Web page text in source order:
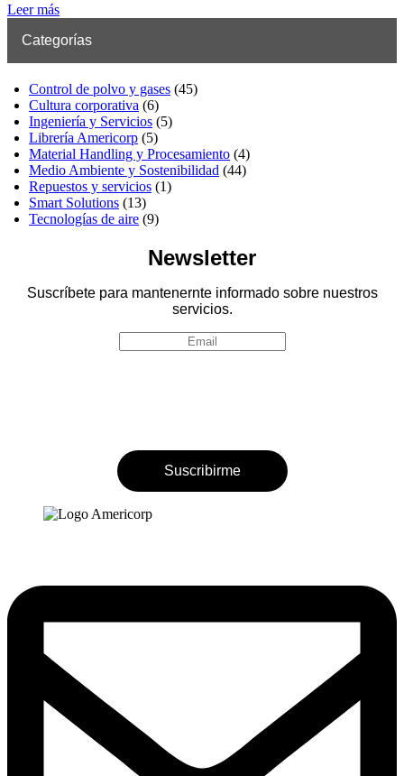
Leer más
Categorías
Control de polvo y gases (45)
Cultura corporativa (6)
Ingeniería y Servicios (5)
Librería Americorp (5)
Material Handling y Procesamiento (4)
Medio Ambiente y Sostenibilidad (44)
Repuestos y servicios (1)
Smart Solutions (13)
Tecnologías de aire (9)
Newsletter
Suscríbete para mantenernte informado sobre nuestros
servicios.